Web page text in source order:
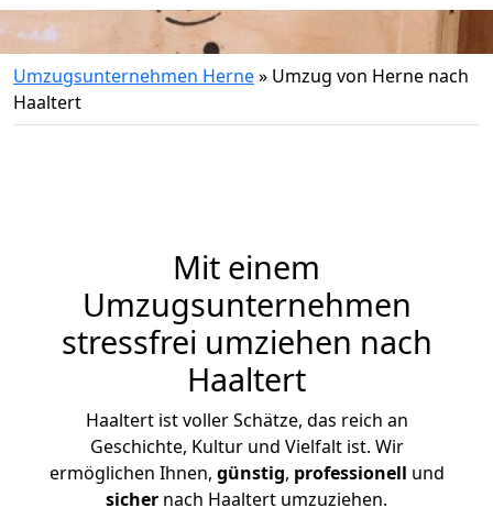
Umzugsunternehmen Herne» Umzug von Herne nach
Haaltert
Mit einem
Umzugsunternehmen
stressfrei umziehen nach
Haaltert
Haaltert ist voller Schätze, das reich an
Geschichte, Kultur und Vielfalt ist. Wir
ermöglichen Ihnen, günstig, professionell und
sicher nach Haaltert umzuziehen.